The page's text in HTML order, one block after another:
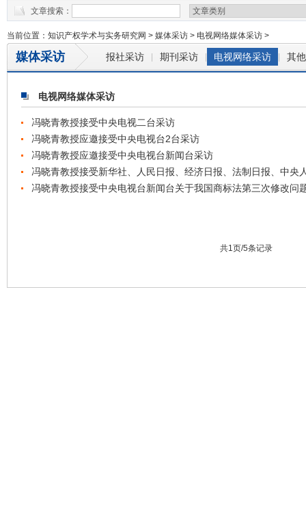
文章搜索：
当前位置： 知识产权学术与实务研究网 > 媒体采访 > 电视网络媒体采访 >
媒体采访 报社采访 期刊采访 电视网络采访 其他
电视网络媒体采访
冯晓青教授接受中央电视二台采访
冯晓青教授应邀接受中央电视台2台采访
冯晓青教授应邀接受中央电视台新闻台采访
冯晓青教授接受新华社、人民日报、经济日报、法制日报、中央
冯晓青教授接受中央电视台新闻台关于我国商标法第三次修改问
共1页/5条记录